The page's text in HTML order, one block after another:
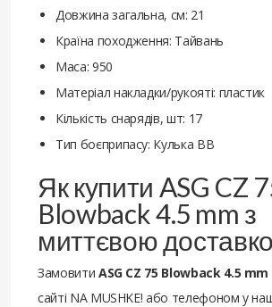
Довжина загальна, см: 21
Країна походження: Тайвань
Маса: 950
Матеріал накладки/рукояті: пластик
Кількість снарядів, шт: 17
Тип боєприпасу: Кулька BB
Як купити ASG CZ
Blowback 4.5 mm з
миттєвою
Замовити ASG CZ 75 Blowback 4.5 mm
сайті NA MUSHKE! або телефоном у